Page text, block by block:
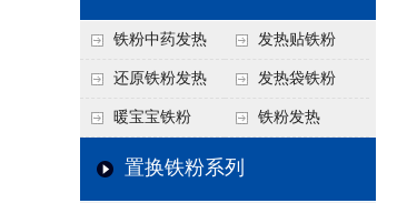
铁粉中药发热 发热贴铁粉
还原铁粉发热 发热袋铁粉
暖宝宝铁粉 铁粉发热
置换铁粉系列